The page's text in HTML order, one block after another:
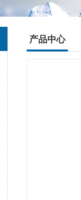
产品中心